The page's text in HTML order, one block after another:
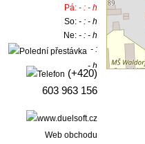
Pá:- : - h
So:- : - h
Ne:- : - h
- :
- h
(+420)
603 963 156
Web obchodu